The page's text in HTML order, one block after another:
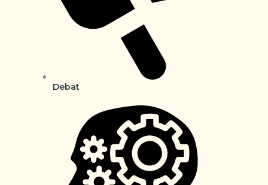
Debat